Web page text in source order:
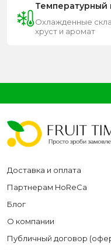
Температурный
Охлажденные
хруст и аромат
Доставка и оплата
Партнерам HoReCa
Блог
О компании
Публичный договор